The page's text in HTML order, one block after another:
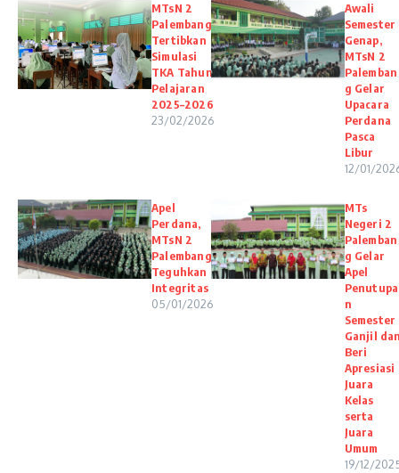
MTsN 2
Palembang
Tertibkan
Simulasi
TKA Tahun
Pelajaran
2025–2026
23/02/2026
Awali
Semester
Genap,
MTsN 2
Palemban
g Gelar
Upacara
Perdana
Pasca
Libur
12/01/
Apel
Perdana,
MTsN 2
Palembang
Teguhkan
Integritas
05/01/2026
MTs
Negeri 2
Palemban
g Gelar
Apel
Penutupa
n
Semester
Ganjil
Beri
Apresiasi
Juara
Kelas
serta
Juara
Umum
19/12/